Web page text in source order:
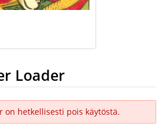
Loader
on hetkellisesti pois käytöstä.